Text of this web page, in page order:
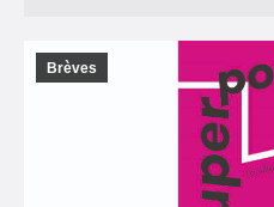
Brèves